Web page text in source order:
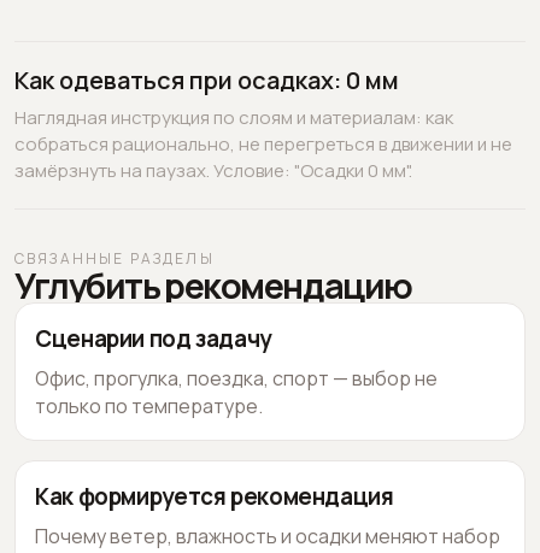
Как одеваться при осадках: 0 мм
Наглядная инструкция по слоям и материалам: как
собраться рационально, не перегреться в движении и не
замёрзнуть на паузах. Условие: "Осадки 0 мм".
СВЯЗАННЫЕ РАЗДЕЛЫ
Углубить рекомендацию
Сценарии под задачу
Офис, прогулка, поездка, спорт — выбор не
только по температуре.
Как формируется рекомендация
Почему ветер, влажность и осадки меняют набор